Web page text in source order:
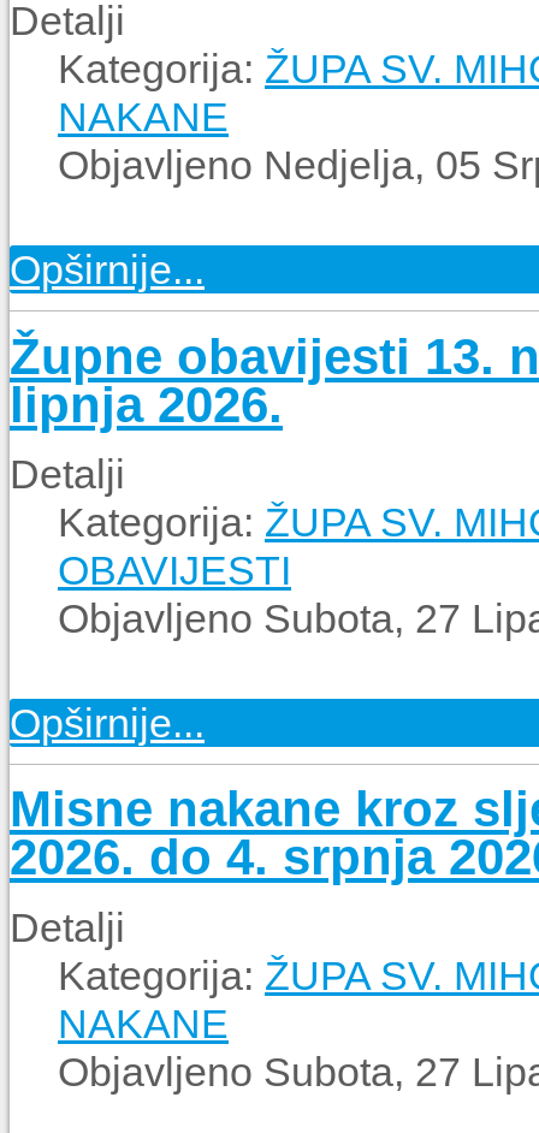
Detalji
Kategorija: ŽUPA SV.
NAKANE
Objavljeno Nedjelja, 05
Opširnije...
Župne obavijesti 13.
lipnja 2026.
Detalji
Kategorija: ŽUPA SV.
OBAVIJESTI
Objavljeno Subota, 27
Opširnije...
Misne nakane kroz
2026. do 4. srpnja
Detalji
Kategorija: ŽUPA SV.
NAKANE
Objavljeno Subota, 27